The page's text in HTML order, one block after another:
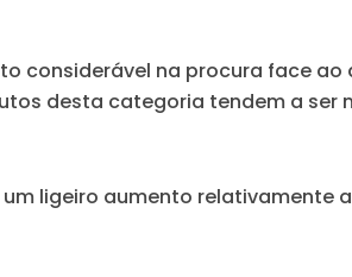
considerável na procura face ao
desta categoria tendem a ser
ligeiro aumento relativamente